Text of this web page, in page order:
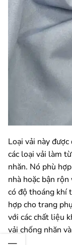
Loại vải này
các loại vải làm
nhăn. Nó phù
nhà hoặc bận
có độ thoáng khí
hợp cho trang
với các chất liệu
vải chống nhăn